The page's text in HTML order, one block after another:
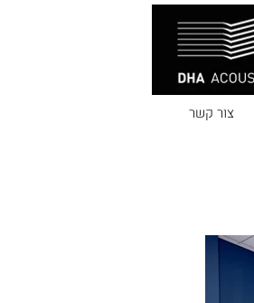
צור קשר